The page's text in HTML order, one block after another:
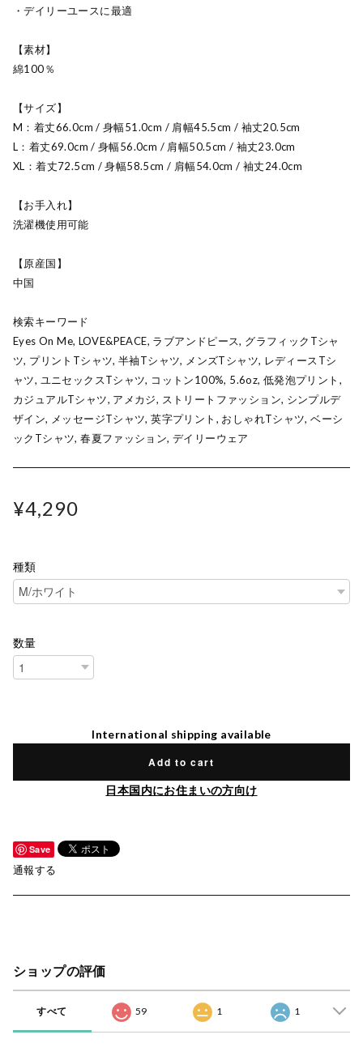
・デイリーユースに最適
【素材】
綿100％
【サイズ】
M：着丈66.0cm / 身幅51.0cm / 肩幅45.5cm / 袖丈20.5cm
L：着丈69.0cm / 身幅56.0cm / 肩幅50.5cm / 袖丈23.0cm
XL：着丈72.5cm / 身幅58.5cm / 肩幅54.0cm / 袖丈24.0cm
【お手入れ】
洗濯機使用可能
【原産国】
中国
検索キーワード
Eyes On Me, LOVE&PEACE, ラブアンドピース, グラフィックTシャ
ツ, プリントTシャツ, 半袖Tシャツ, メンズTシャツ, レディースTシ
ャツ, ユニセックスTシャツ, コットン100%, 5.6oz, 低発泡プリント,
カジュアルTシャツ, アメカジ, ストリートファッション, シンプルデ
ザイン, メッセージTシャツ, 英字プリント, おしゃれTシャツ, ベーシ
ックTシャツ, 春夏ファッション, デイリーウェア
¥4,290
種類
数量
International shipping available
Add to cart
日本国内にお住まいの方向け
Save
通報する
ショップの評価
すべて 59 1 1